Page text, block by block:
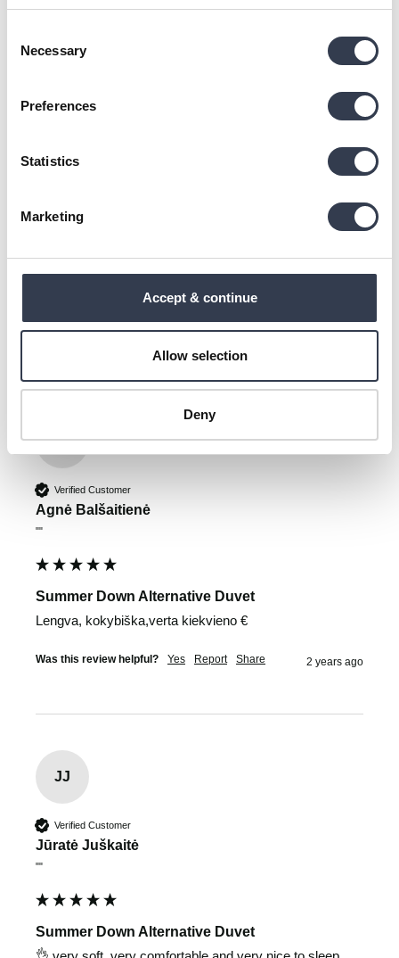
Selection
Necessary
Preferences
Statistics
Marketing
Accept & continue
Allow selection
Deny
DE
Verified Customer
Summer Down Alternative Duvet
Was this review helpful? Yes Report Share
AB
Verified Customer
Agnė Balšaitienė
""
Summer Down Alternative Duvet
Lengva, kokybiška,verta kiekvieno €
Was this review helpful? Yes Report Share 2 years ago
JJ
Verified Customer
Jūratė Juškaitė
""
Summer Down Alternative Duvet